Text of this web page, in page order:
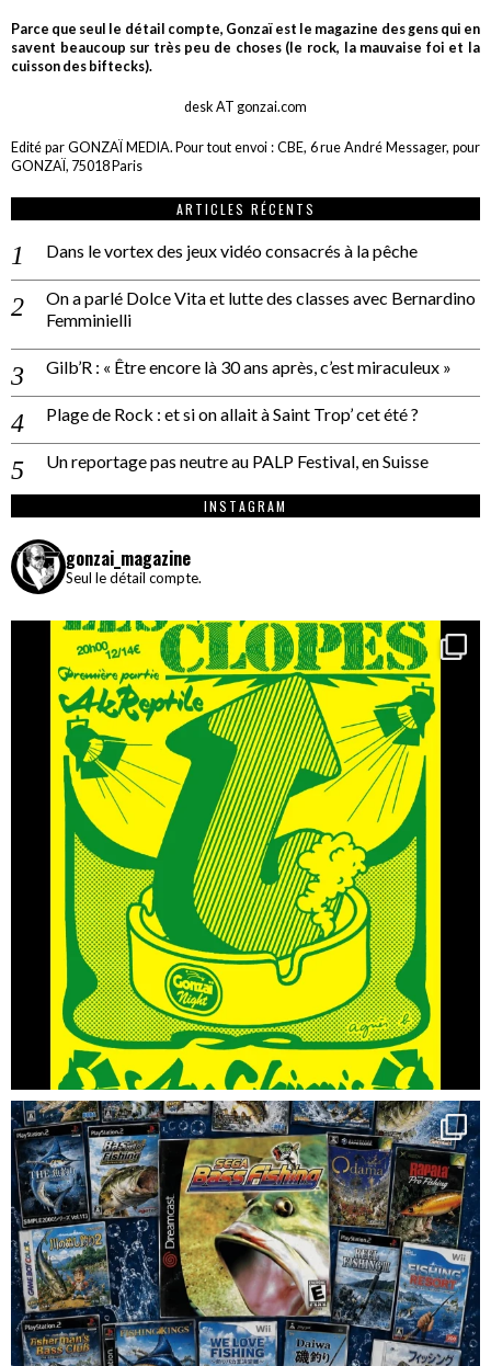
Parce que seul le détail compte, Gonzaï est le magazine des gens qui en
savent beaucoup sur très peu de choses (le rock, la mauvaise foi et la
cuisson des biftecks).
desk AT gonzai.com
Edité par GONZAÏ MEDIA. Pour tout envoi : CBE, 6 rue André Messager, pour
GONZAÏ, 75018 Paris
ARTICLES RÉCENTS
Dans le vortex des jeux vidéo consacrés à la pêche
On a parlé Dolce Vita et lutte des classes avec Bernardino
Femminielli
Gilb’R : « Être encore là 30 ans après, c’est miraculeux »
Plage de Rock : et si on allait à Saint Trop’ cet été ?
Un reportage pas neutre au PALP Festival, en Suisse
INSTAGRAM
gonzai_magazine
Seul le détail compte.